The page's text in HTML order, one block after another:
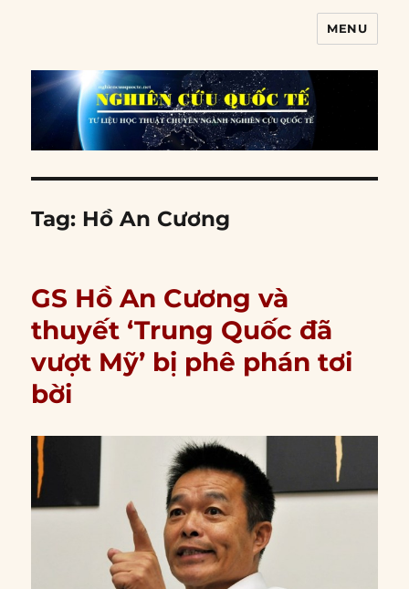
MENU
Tag: Hồ An Cương
GS Hồ An Cương và
thuyết ‘Trung Quốc đã
vượt Mỹ’ bị phê phán tơi
bời